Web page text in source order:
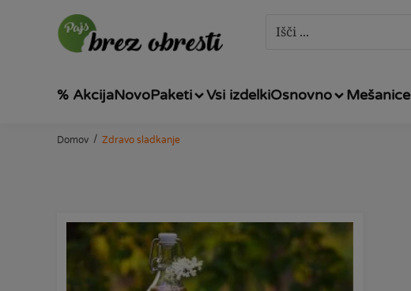
% AkcijaNovoPaketi Vsi izdelkiOsnovno Mešanice
Domov / Zdravo sladkanje